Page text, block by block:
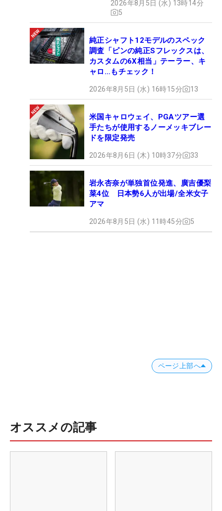
2026年8月5日 (水) 13時14分
5
純正シャフト12モデルのスペック
調査「ピンの純正Sフレックスは、
カスタムの6X相当」テーラー、キ
ャロ…もチェック！
2026年8月5日 (水) 16時15分 13
米国キャロウェイ、PGAツアー選
手たちが使用するノーメッキブレー
ドを限定発売
2026年8月6日 (木) 10時37分 33
岩永杏奈が単独首位発進、廣吉優梨
菜4位 日本勢6人が出場/全米女子
アマ
2026年8月5日 (水) 11時45分 5
ページ上部へ
オススメの記事